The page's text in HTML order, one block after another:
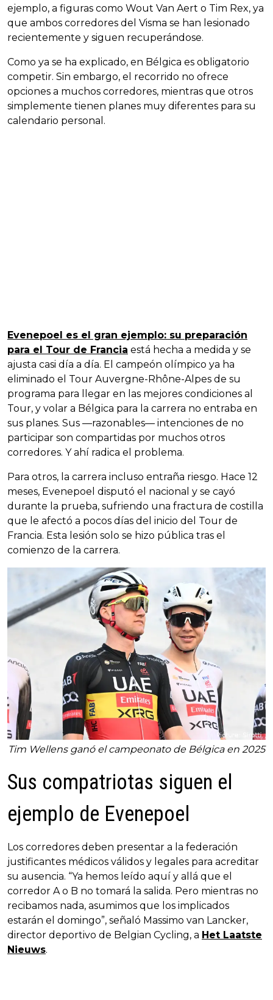
ejemplo, a figuras como Wout Van Aert o Tim Rex, ya
que ambos corredores del Visma se han lesionado
recientemente y siguen recuperándose.
Como ya se ha explicado, en Bélgica es obligatorio
competir. Sin embargo, el recorrido no ofrece
opciones a muchos corredores, mientras que otros
simplemente tienen planes muy diferentes para su
calendario personal.
Evenepoel es el gran ejemplo: su preparación
para el Tour de Francia está hecha a medida y se
ajusta casi día a día. El campeón olímpico ya ha
eliminado el Tour Auvergne-Rhône-Alpes de su
programa para llegar en las mejores condiciones al
Tour, y volar a Bélgica para la carrera no entraba en
sus planes. Sus —razonables— intenciones de no
participar son compartidas por muchos otros
corredores. Y ahí radica el problema.
Para otros, la carrera incluso entraña riesgo. Hace 12
meses, Evenepoel disputó el nacional y se cayó
durante la prueba, sufriendo una fractura de costilla
que le afectó a pocos días del inicio del Tour de
Francia. Esta lesión solo se hizo pública tras el
comienzo de la carrera.
Tim Wellens ganó el campeonato de Bélgica en 2025
Sus compatriotas siguen el
ejemplo de Evenepoel
Los corredores deben presentar a la federación
justificantes médicos válidos y legales para acreditar
su ausencia. “Ya hemos leído aquí y allá que el
corredor A o B no tomará la salida. Pero mientras no
recibamos nada, asumimos que los implicados
estarán el domingo”, señaló Massimo van Lancker,
director deportivo de Belgian Cycling, a Het Laatste
Nieuws.